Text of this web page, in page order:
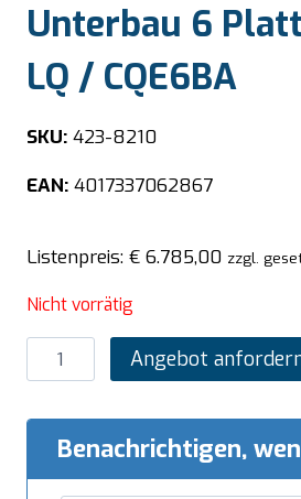
Unterbau 6
LQ / CQE6BA
SKU: 423-8210
EAN: 4017337062867
Listenpreis: € 6.785,00 zzgl.
Nicht vorrätig
SARO
Elektroherd
Unterbau
Angebot
Benachrichtigen,